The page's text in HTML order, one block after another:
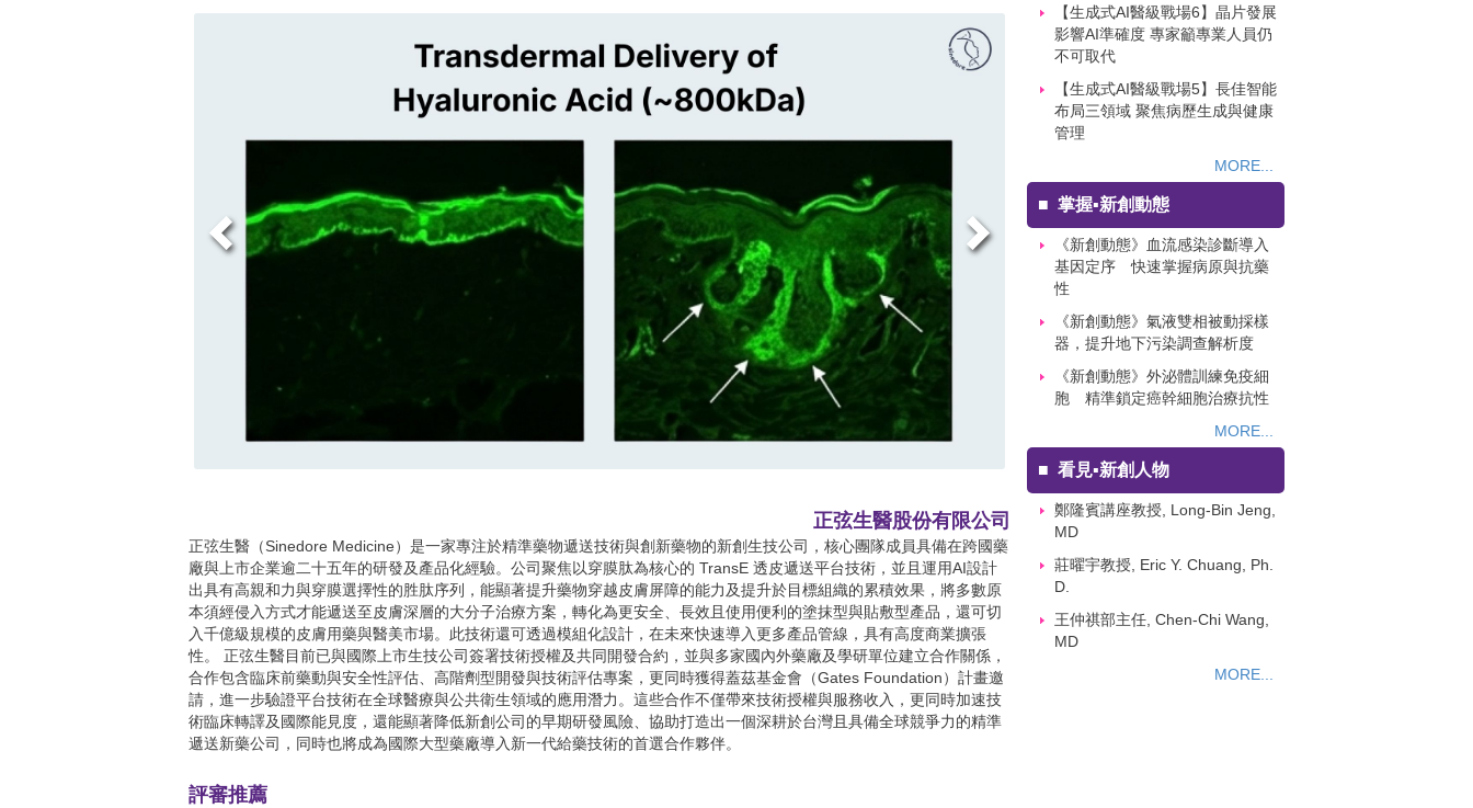
正弦生醫股份有限公司
正弦生醫（Sinedore Medicine）是一家專注於精準藥物遞送技術與創新藥物的新創生技公司，核心團隊成員具備在跨國藥
廠與上市企業逾二十五年的研發及產品化經驗。公司聚焦以穿膜肽為核心的 TransE 透皮遞送平台技術，並且運用AI設計
出具有高親和力與穿膜選擇性的胜肽序列，能顯著提升藥物穿越皮膚屏障的能力及提升於目標組織的累積效果，將多數原
本須經侵入方式才能遞送至皮膚深層的大分子治療方案，轉化為更安全、長效且使用便利的塗抹型與貼敷型產品，還可切
入千億級規模的皮膚用藥與醫美市場。此技術還可透過模組化設計，在未來快速導入更多產品管線，具有高度商業擴張
性。 正弦生醫目前已與國際上市生技公司簽署技術授權及共同開發合約，並與多家國內外藥廠及學研單位建立合作關係，
合作包含臨床前藥動與安全性評估、高階劑型開發與技術評估專案，更同時獲得蓋茲基金會（Gates Foundation）計畫邀
請，進一步驗證平台技術在全球醫療與公共衛生領域的應用潛力。這些合作不僅帶來技術授權與服務收入，更同時加速技
術臨床轉譯及國際能見度，還能顯著降低新創公司的早期研發風險、協助打造出一個深耕於台灣且具備全球競爭力的精準
遞送新藥公司，同時也將成為國際大型藥廠導入新一代給藥技術的首選合作夥伴。
評審推薦
【生成式AI醫級戰場6】晶片發展
影響AI準確度 專家籲專業人員仍
不可取代
【生成式AI醫級戰場5】長佳智能
布局三領域 聚焦病歷生成與健康
管理
MORE...
■ 掌握▪新創動態
《新創動態》血流感染診斷導入
基因定序 快速掌握病原與抗藥
性
《新創動態》氣液雙相被動採樣
器，提升地下污染調查解析度
《新創動態》外泌體訓練免疫細
胞 精準鎖定癌幹細胞治療抗性
MORE...
■ 看見▪新創人物
鄭隆賓講座教授, Long-Bin Jeng,
MD
莊曜宇教授, Eric Y. Chuang, Ph.
D.
王仲祺部主任, Chen-Chi Wang,
MD
MORE...